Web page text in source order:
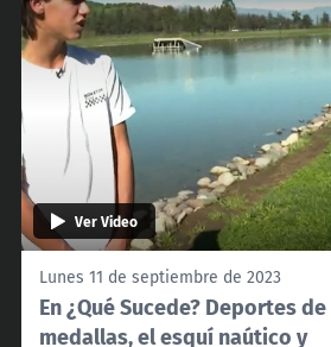
Ver Video
Lunes 11 de septiembre de 2023
En ¿Qué Sucede? Deportes de
medallas, el esquí naútico y